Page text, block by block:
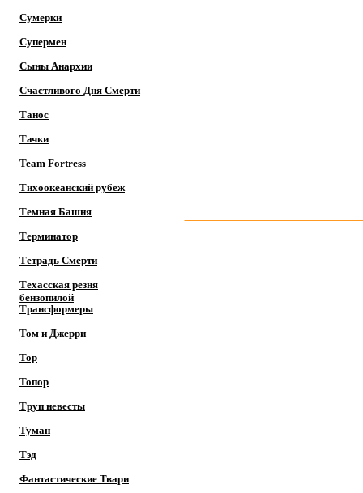
Сумерки
Супермен
Сыны Анархии
Счастливого Дня Смерти
Танос
Тачки
Team Fortress
Тихоокеанский рубеж
Темная Башня
Терминатор
Тетрадь Смерти
Техасская резня
бензопилой
Трансформеры
Том и Джерри
Тор
Топор
Труп невесты
Туман
Тэд
Фантастические Твари